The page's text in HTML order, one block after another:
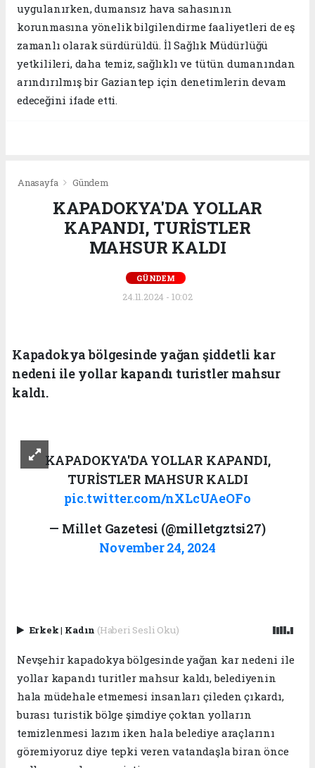
uygulanırken, dumansız hava sahasının
korunmasına yönelik bilgilendirme faaliyetleri de eş
zamanlı olarak sürdürüldü. İl Sağlık Müdürlüğü
yetkilileri, daha temiz, sağlıklı ve tütün dumanından
arındırılmış bir Gaziantep için denetimlerin devam
edeceğini ifade etti.
Anasayfa Gündem
KAPADOKYA'DA YOLLAR
KAPANDI, TURİSTLER
MAHSUR KALDI
GÜNDEM
24.11.2024 - 10:02
Kapadokya bölgesinde yağan şiddetli kar
nedeni ile yollar kapandı turistler mahsur
kaldı.
KAPADOKYA'DA YOLLAR KAPANDI,
TURİSTLER MAHSUR KALDI
pic.twitter.com/nXLcUAeOFo
— Millet Gazetesi (@milletgztsi27)
November 24, 2024
Erkek| Kadın (Haberi Sesli Oku)
Nevşehir kapadokya bölgesinde yağan kar nedeni ile
yollar kapandı turitler mahsur kaldı, belediyenin
hala müdehale etmemesi insanları çileden çıkardı,
burası turistik bölge şimdiye çoktan yolların
temizlenmesi lazım iken hala belediye araçlarını
göremiyoruz diye tepki veren vatandaşla biran önce